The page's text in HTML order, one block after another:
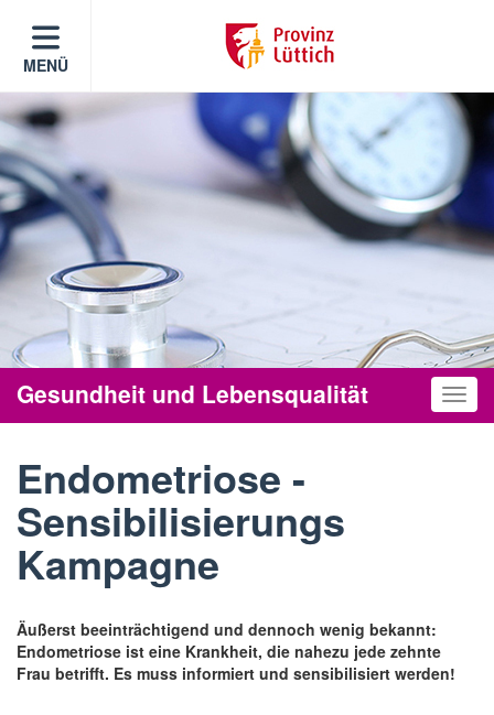
MENÜ
Gesundheit und Lebensqualität
Endometriose -
Sensibilisierungs
Kampagne
Äußerst beeinträchtigend und dennoch wenig bekannt:
Endometriose ist eine Krankheit, die nahezu jede zehnte
Frau betrifft. Es muss informiert und sensibilisiert werden!